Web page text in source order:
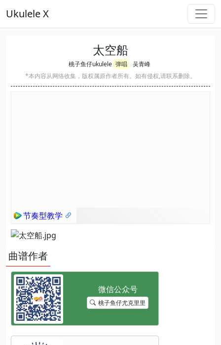
Ukulele X
太空船
桃子鱼仔ukulele 弹唱
吴青峰
*本内容从网络收集，版权属原作者所有。如有侵权,请联系删除。
节奏型教学
曲谱作者
桃子鱼仔尤克里里